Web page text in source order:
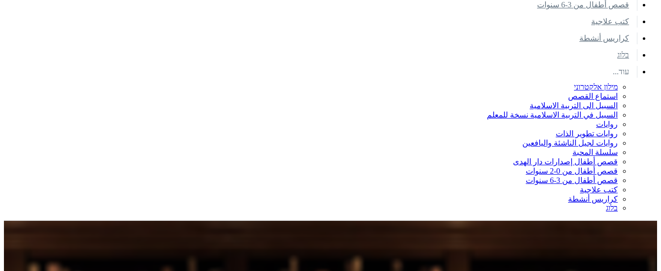
قصص أطفال من 3-6 سنوات
كتب علاجية
كراريس أنشطة
בלוג
עוד...
מילון אלקטרוני
استماع القصص
السبيل الى التربية الاسلامية
السبيل في التربية الاسلامية نسخة للمعلم
روايات
روايات تطوير الذات
روايات لجيل الناشئة واليافعين
سلسلة المحبة
قصص أطفال إصدارات دار الهدى
قصص أطفال من 0-2 سنوات
قصص أطفال من 3-6 سنوات
كتب علاجية
كراريس أنشطة
בלוג